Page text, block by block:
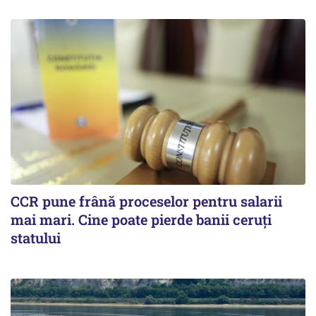
CCR pune frână proceselor pentru salarii
mai mari. Cine poate pierde banii ceruți
statului